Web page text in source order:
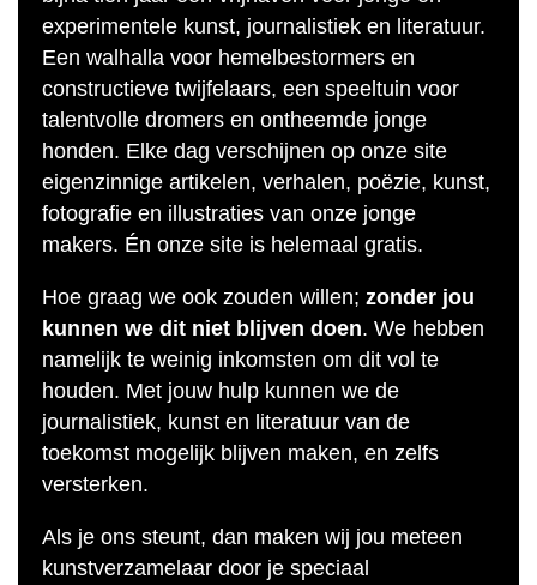
experimentele kunst, journalistiek en literatuur.
Een walhalla voor hemelbestormers en
constructieve twijfelaars, een speeltuin voor
talentvolle dromers en ontheemde jonge
honden. Elke dag verschijnen op onze site
eigenzinnige artikelen, verhalen, poëzie, kunst,
fotografie en illustraties van onze jonge
makers. Én onze site is helemaal gratis.
Hoe graag we ook zouden willen; zonder jou
kunnen we dit niet blijven doen. We hebben
namelijk te weinig inkomsten om dit vol te
houden. Met jouw hulp kunnen we de
journalistiek, kunst en literatuur van de
toekomst mogelijk blijven maken, en zelfs
versterken.
Als je ons steunt, dan maken wij jou meteen
kunstverzamelaar door je speciaal